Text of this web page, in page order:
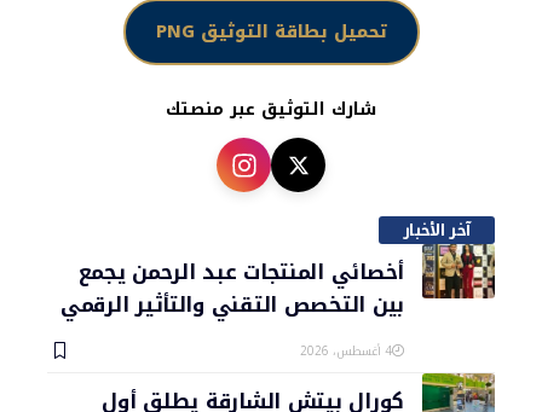
تحميل بطاقة التوثيق PNG
شارك التوثيق عبر منصتك
آخر الأخبار
أخصائي المنتجات عبد الرحمن يجمع
بين التخصص التقني والتأثير الرقمي
4 أغسطس، 2026
كورال بيتش الشارقة يطلق أول